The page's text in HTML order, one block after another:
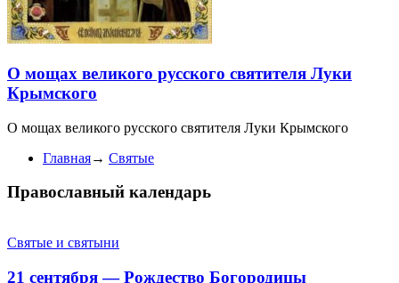
О мощах великого русского святителя Луки
Крымского
О мощах великого русского святителя Луки Крымского
Главная→ Святые
Православный календарь
Святые и святыни
21 сентября — Рождество Богородицы